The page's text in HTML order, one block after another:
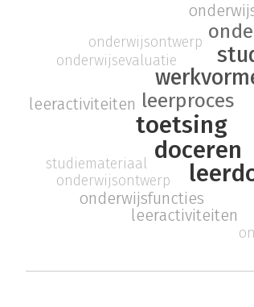
doceren
toetsing
leerproces
leeractiviteiten
onderwijsfuncties
onderwijsontwerp
studiemateriaal
onderwijsevaluatie
leeractiviteiten
onderwijsontwerp